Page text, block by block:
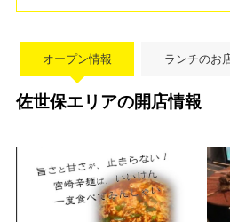
オープン情報 ランチのお
佐世保エリアの開店情報